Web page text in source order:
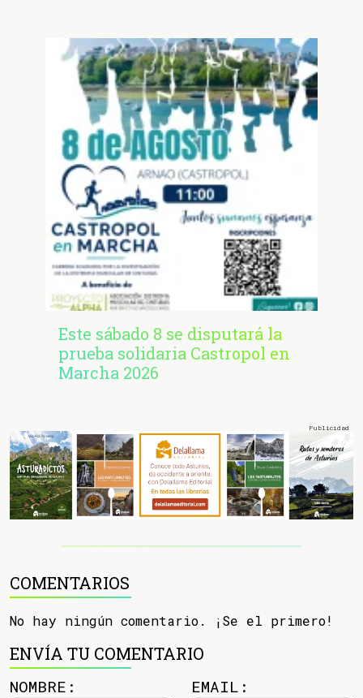
Este sábado 8 se disputará la
prueba solidaria Castropol en
Marcha 2026
COMENTARIOS
No hay ningún comentario. ¡Se el primero!
ENVÍA TU COMENTARIO
NOMBRE: EMAIL: